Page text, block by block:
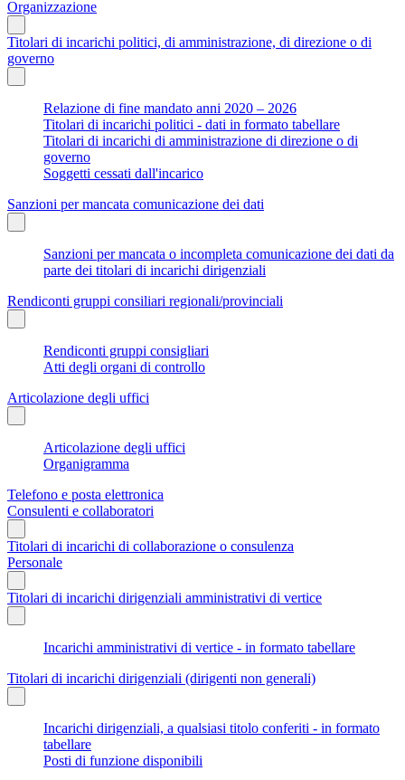
Organizzazione
Titolari di incarichi politici, di amministrazione, di direzione o di
governo
Relazione di fine mandato anni 2020 – 2026
Titolari di incarichi politici - dati in formato tabellare
Titolari di incarichi di amministrazione di direzione o di
governo
Soggetti cessati dall'incarico
Sanzioni per mancata comunicazione dei dati
Sanzioni per mancata o incompleta comunicazione dei dati da
parte dei titolari di incarichi dirigenziali
Rendiconti gruppi consiliari regionali/provinciali
Rendiconti gruppi consigliari
Atti degli organi di controllo
Articolazione degli uffici
Articolazione degli uffici
Organigramma
Telefono e posta elettronica
Consulenti e collaboratori
Titolari di incarichi di collaborazione o consulenza
Personale
Titolari di incarichi dirigenziali amministrativi di vertice
Incarichi amministrativi di vertice - in formato tabellare
Titolari di incarichi dirigenziali (dirigenti non generali)
Incarichi dirigenziali, a qualsiasi titolo conferiti - in formato
tabellare
Posti di funzione disponibili